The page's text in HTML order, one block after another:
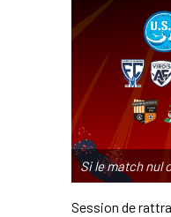
Si le match nul
Session de